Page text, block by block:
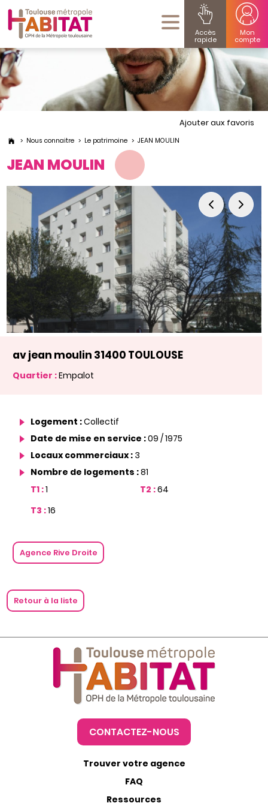
Accès
rapide
Mon
compte
Nous connaitre Le patrimoine JEAN MOULIN
Ajouter aux favoris
JEAN MOULIN
av jean moulin 31400 TOULOUSE
Quartier :Empalot
Logement :Collectif
Date de mise en service :09 / 1975
Locaux commerciaux : 3
Nombre de logements :81
T1 :1 T2 :64
T3 :16
Agence Rive Droite
Retour à la liste
CONTACTEZ-NOUS
Trouver votre agence
FAQ
Ressources